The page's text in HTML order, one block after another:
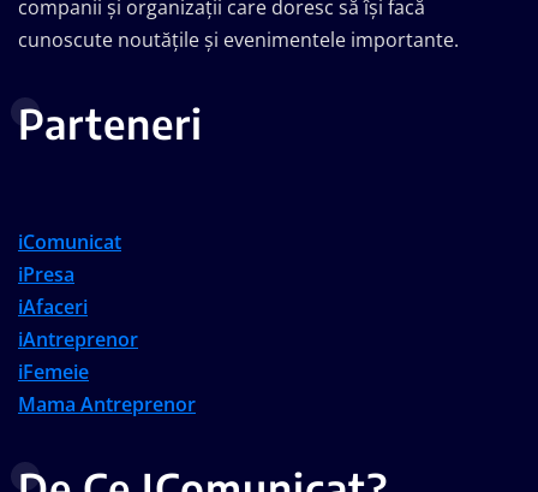
companii și organizații care doresc să își facă
cunoscute noutățile și evenimentele importante.
Parteneri
iComunicat
iPresa
iAfaceri
iAntreprenor
iFemeie
Mama Antreprenor